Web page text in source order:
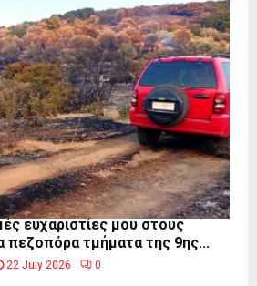
ευχαριστίες μου στους
πεζοπόρα τμήματα της 9ης...
22 July 2026 0